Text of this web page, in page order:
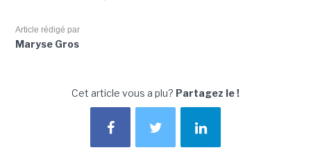
Article rédigé par
Maryse Gros
Cet article vous a plu? Partagez le !